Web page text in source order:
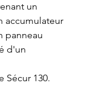
un
accumulateur
panneau
d'un
Sécur 130.